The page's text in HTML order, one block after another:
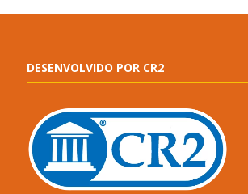
DESENVOLVIDO POR CR2